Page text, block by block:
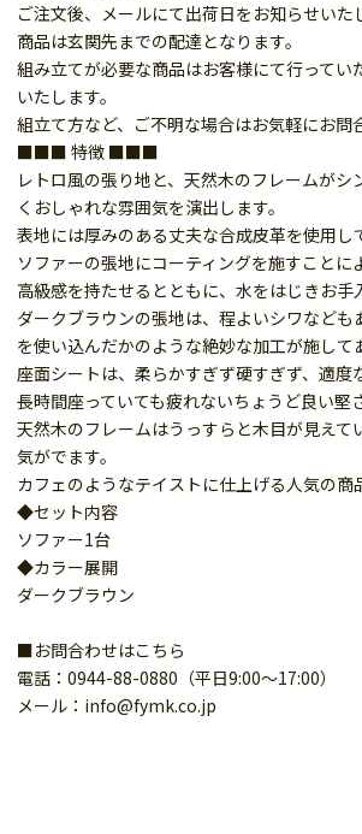
ご注文後、メールにて出荷日をお知らせいた
商品は玄関先までの配達となります。
組み立てが必要な商品はお客様にて行ってい
いたします。
組立て方など、ご不明な場合はお気軽にお問
■■■ 特徴 ■■■
レトロ風の張り地と、天然木のフレームがシ
くおしゃれな雰囲気を演出します。
表地には厚みのある丈夫な合成皮革を使用し
ソファーの張地にコーティングを施すことに
高級感を持たせるとともに、水をはじきお手
ダークブラウンの張地は、程よいシワなども
を使い込んだかのような絶妙な加工が施して
座面シートは、柔らかすぎず硬すぎず、適度
長時間座っていても疲れないちょうど良い堅
天然木のフレームはうっすらと木目が見えて
気がでます。
カフェのようなテイストに仕上げる人気の商
◆セット内容
ソファー1台
◆カラー展開
ダークブラウン
■お問合わせはこちら
電話：0944-88-0880（平日9:00～17:00）
メール：info@fymk.co.jp